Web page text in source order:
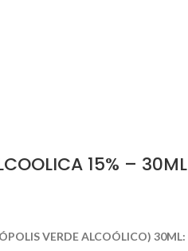
15% – 30ML
VERDE ALCOÓLICO) 30ML: